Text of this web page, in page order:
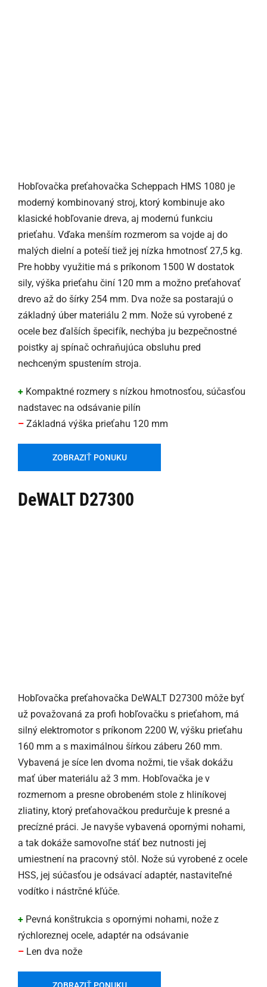
Hobľovačka preťahovačka Scheppach HMS 1080 je
moderný kombinovaný stroj, ktorý kombinuje ako
klasické hobľovanie dreva, aj modernú funkciu
prieťahu. Vďaka menším rozmerom sa vojde aj do
malých dielní a poteší tiež jej nízka hmotnosť 27,5 kg.
Pre hobby využitie má s príkonom 1500 W dostatok
sily, výška prieťahu činí 120 mm a možno preťahovať
drevo až do šírky 254 mm. Dva nože sa postarajú o
základný úber materiálu 2 mm. Nože sú vyrobené z
ocele bez ďalších špecifík, nechýba ju bezpečnostné
poistky aj spínač ochraňujúca obsluhu pred
nechceným spustením stroja.
+ Kompaktné rozmery s nízkou hmotnosťou, súčasťou
nadstavec na odsávanie pilín
– Základná výška prieťahu 120 mm
ZOBRAZIŤ PONUKU
DeWALT D27300
Hobľovačka preťahovačka DeWALT D27300 môže byť
už považovaná za profi hobľovačku s prieťahom, má
silný elektromotor s príkonom 2200 W, výšku prieťahu
160 mm a s maximálnou šírkou záberu 260 mm.
Vybavená je síce len dvoma nožmi, tie však dokážu
mať úber materiálu až 3 mm. Hobľovačka je v
rozmernom a presne obrobeném stole z hliníkovej
zliatiny, ktorý preťahovačkou predurčuje k presné a
precízné práci. Je navyše vybavená opornými nohami,
a tak dokáže samovoľne stáť bez nutnosti jej
umiestnení na pracovný stôl. Nože sú vyrobené z ocele
HSS, jej súčasťou je odsávací adaptér, nastaviteľné
vodítko i nástrčné kľúče.
+ Pevná konštrukcia s opornými nohami, nože z
rýchloreznej ocele, adaptér na odsávanie
– Len dva nože